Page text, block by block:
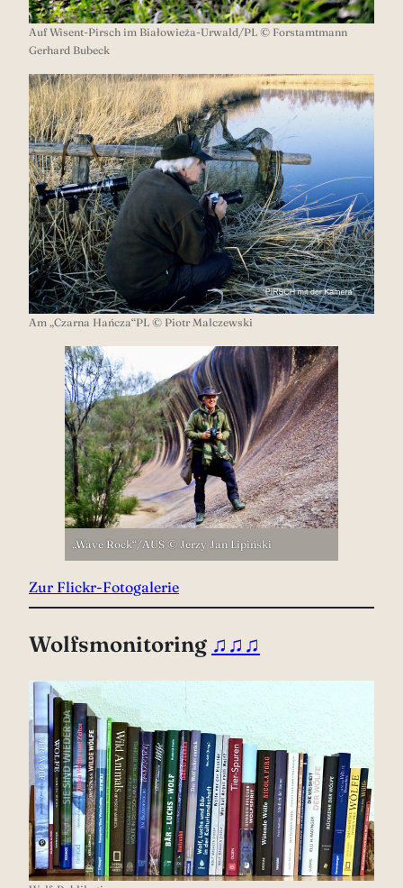
Auf Wisent-Pirsch im Białowieża-Urwald/PL © Forstamtmann
Gerhard Bubeck
Am „Czarna Hańcza“PL © Piotr Malczewski
„Wave Rock“/AUS © Jerzy Jan Lipiński
Zur Flickr-Fotogalerie
Wolfsmonitoring ♫♫♫